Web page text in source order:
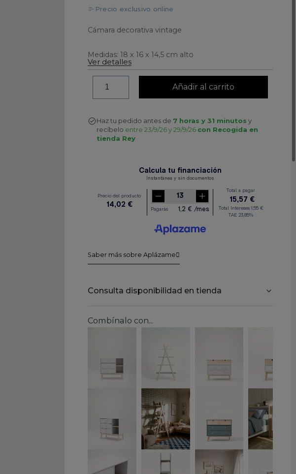
Precio exclusivo online
Cámara decorativa vintage
Medidas: 18 x 16 x 14,5 cm alto
Ver detalles
Añadir al carrito
Haz tu pedido antes de 7 horas y 31 minutos y
recíbelo entre 23/9/26 y 29/9/26 con Recogida en
tienda Rey
Saber más sobre Aplázame
Consulta disponibilidad en tienda
Combínalo con...